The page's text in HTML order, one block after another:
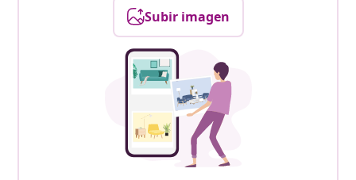
Subir imagen